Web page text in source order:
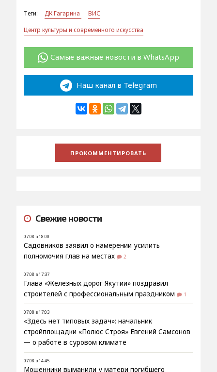
Теги: ДК Гагарина
ВИС
Центр культуры и современного искусства
Самые важные новости в WhatsApp
Наш канал в Telegram
Свежие новости
07.08 в 18:00
Садовников заявил о намерении усилить
полномочия глав на местах
2
07.08 в 17:37
Глава «Железных дорог Якутии» поздравил
строителей с профессиональным праздником
1
07.08 в 17:03
«Здесь нет типовых задач»: начальник
стройплощадки «Полюс Строя» Евгений Самсонов
— о работе в суровом климате
07.08 в 14:45
Мошенники выманили у матери погибшего